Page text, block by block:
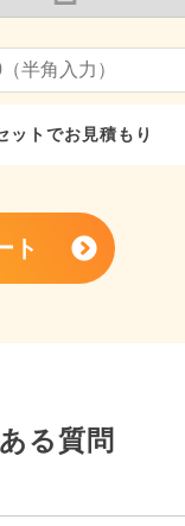
ットでお見積もり
ト
る質問